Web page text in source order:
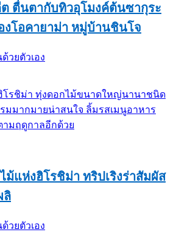
ตื่นตากับทิวอุโมงค์ต้นซากุระ
งโอคายาม่า หมู่บ้านชินโจ
วยตัวเอง
ม้แห่งฮิโรชิม่า ทริปเริงร่าสัมผัส
ลิ
วยตัวเอง